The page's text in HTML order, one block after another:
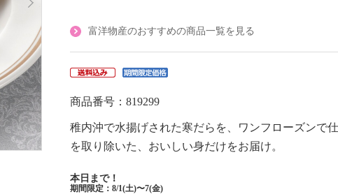
富洋物産のおすすめの商品一覧を見る
商品番号：819299
稚内沖で水揚げされた寒だらを、ワンフローズンで
を取り除いた、おいしい身だけをお届け。
本日まで！
期間限定：8/1(土)〜7(金)